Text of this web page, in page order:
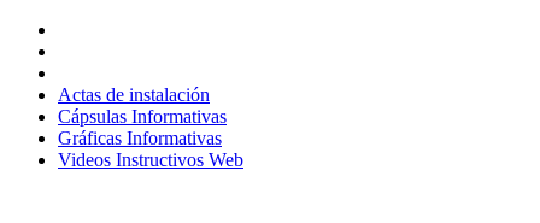
contenido
Actas de instalación
Cápsulas Informativas
Gráficas Informativas
Videos Instructivos Web